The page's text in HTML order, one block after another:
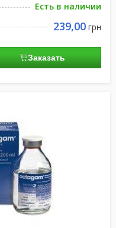
Есть в наличии
239,00 грн
Заказать